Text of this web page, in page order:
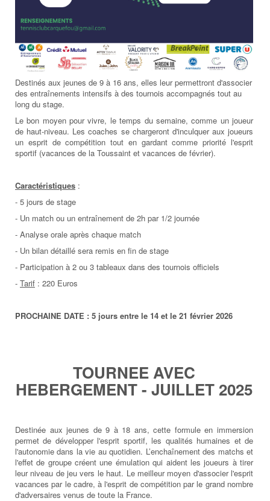
Destinés aux jeunes de 9 à 16 ans, elles leur permettront d'associer
des entraînements intensifs à des tournois accompagnés tout au
long du stage.
Le bon moyen pour vivre, le temps du semaine, comme un joueur
de haut-niveau. Les coaches se chargeront d'inculquer aux joueurs
un esprit de compétition tout en gardant comme priorité l'esprit
sportif (vacances de la Toussaint et vacances de février).
Caractéristiques :
- 5 jours de stage
- Un match ou un entraînement de 2h par 1/2 journée
- Analyse orale après chaque match
- Un bilan détaillé sera remis en fin de stage
- Participation à 2 ou 3 tableaux dans des tournois officiels
- Tarif : 220 Euros
PROCHAINE DATE : 5 jours entre le 14 et le 21 février 2026
TOURNEE AVEC
HEBERGEMENT - JUILLET 2025
Destinée aux jeunes de 9 à 18 ans, cette formule en immersion
permet de développer l'esprit sportif, les qualités humaines et de
l'autonomie dans la vie au quotidien. L’enchaînement des matchs et
l'effet de groupe créent une émulation qui aident les joueurs à tirer
leur niveau de jeu vers le haut. Le meilleur moyen d'associer l'esprit
vacances par le cadre, à l'esprit de compétition par le grand nombre
d'adversaires venus de toute la France.